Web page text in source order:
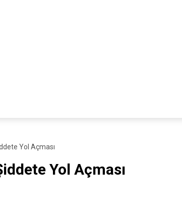
Yol Açması
Yol Açması